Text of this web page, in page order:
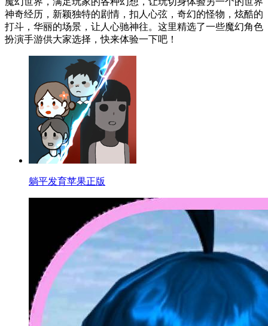
神奇经历，新颖独特的剧情，扣人心弦，奇幻的怪物，炫酷的
打斗，华丽的场景，让人心驰神往。这里精选了一些魔幻角色
扮演手游供大家选择，快来体验一下吧！
躺平发育苹果正版